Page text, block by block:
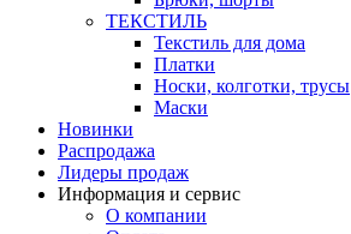
ТЕКСТИЛЬ
Текстиль для дома
Платки
Носки, колготки, трусы
Маски
Новинки
Распродажа
Лидеры продаж
Информация и сервис
О компании